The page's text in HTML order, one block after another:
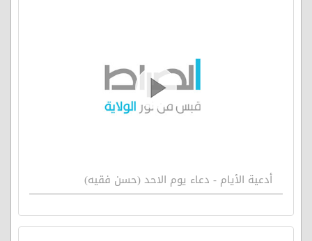
أدعية الأيام - دعاء يوم الاحد (حسن فقيه)